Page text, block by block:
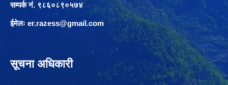
सम्पर्क नं. ९८६०८९०५७४
ईमेलः er.razess@gmail.com
सूचना अधिकारी